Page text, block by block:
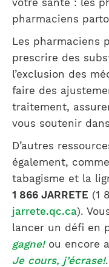
votre santé : les
pharmaciens
Les pharmaciens
prescrire des
l’exclusion des
faire des
traitement,
vous soutenir
D’autres
également,
tabagisme et la
1 866 JARRETE (1
jarrete.qc.ca).
lancer un défi en
gagne!ou encore
Je cours, j’écrase!